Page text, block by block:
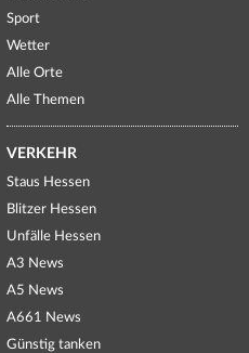
Sport
Wetter
Alle Orte
Alle Themen
VERKEHR
Staus Hessen
Blitzer Hessen
Unfälle Hessen
A3 News
A5 News
A661 News
Günstig tanken